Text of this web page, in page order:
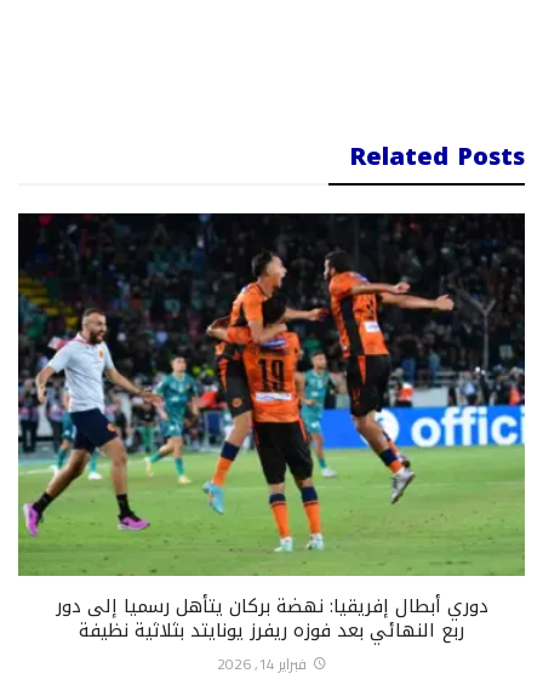
Related Posts
دوري أبطال إفريقيا: نهضة بركان يتأهل رسميا إلى دور
ربع النهائي بعد فوزه ريفرز يونايتد بثلاثية نظيفة
فبراير 14, 2026